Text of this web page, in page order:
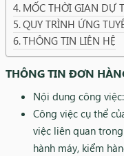
MỐC THỜI GIAN DỰ
QUY TRÌNH ỨNG
THÔNG TIN LIÊN HỆ
THÔNG TIN ĐƠN
Nội dung công
Công việc cụ thể
việc liên quan
hành máy, kiểm